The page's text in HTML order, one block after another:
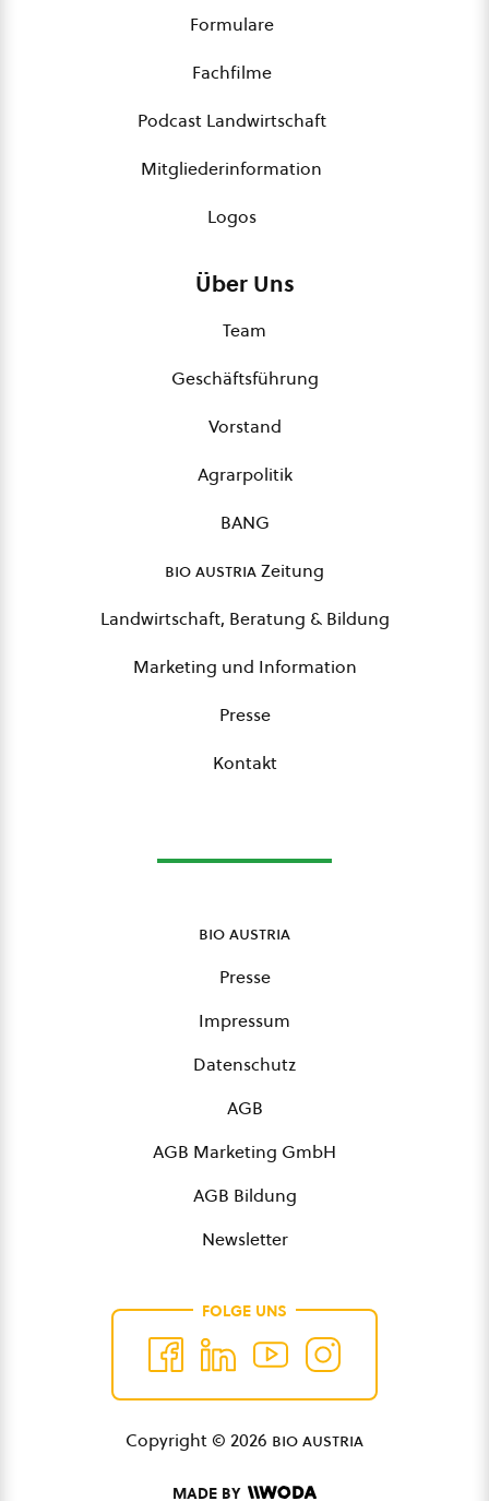
Formulare
Fachfilme
Podcast Landwirtschaft
Mitgliederinformation
Logos
Über Uns
Team
Geschäftsführung
Vorstand
Agrarpolitik
BANG
bio austriaZeitung
Landwirtschaft, Beratung & Bildung
Marketing und Information
Presse
Kontakt
bio austria
Presse
Impressum
Datenschutz
AGB
AGB Marketing GmbH
AGB Bildung
Newsletter
FOLGE UNS
Copyright © 2026 bio austria
MADE BY